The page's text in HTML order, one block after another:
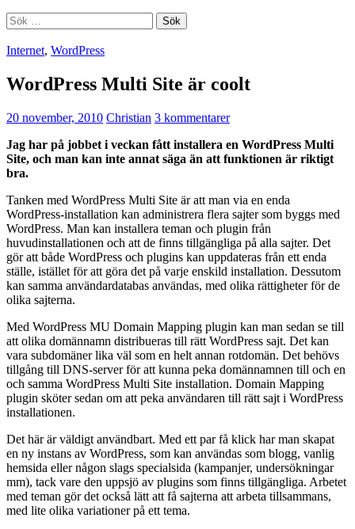
Sök
efter:
Internet, WordPress
WordPress Multi Site är coolt
20 november, 2010 Christian 3 kommentarer
Jag har på jobbet i veckan fått installera en WordPress Multi
Site, och man kan inte annat säga än att funktionen är riktigt
bra.
Tanken med WordPress Multi Site är att man via en enda
WordPress-installation kan administrera flera sajter som byggs med
WordPress. Man kan installera teman och plugin från
huvudinstallationen och att de finns tillgängliga på alla sajter. Det
gör att både WordPress och plugins kan uppdateras från ett enda
ställe, istället för att göra det på varje enskild installation. Dessutom
kan samma användardatabas användas, med olika rättigheter för de
olika sajterna.
Med WordPress MU Domain Mapping plugin kan man sedan se till
att olika domännamn distribueras till rätt WordPress sajt. Det kan
vara subdomäner lika väl som en helt annan rotdomän. Det behövs
tillgång till DNS-server för att kunna peka domännamnen till och en
och samma WordPress Multi Site installation. Domain Mapping
plugin sköter sedan om att peka användaren till rätt sajt i WordPress
installationen.
Det här är väldigt användbart. Med ett par få klick har man skapat
en ny instans av WordPress, som kan användas som blogg, vanlig
hemsida eller någon slags specialsida (kampanjer, undersökningar
mm), tack vare den uppsjö av plugins som finns tillgängliga. Arbetet
med teman gör det också lätt att få sajterna att arbeta tillsammans,
med lite olika variationer på ett tema.